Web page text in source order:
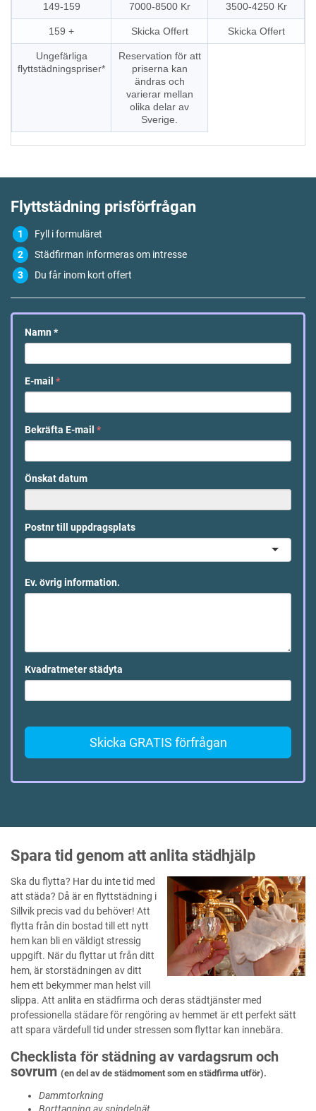
149-159 7000-8500 Kr 3500-4250 Kr
159 + Skicka Offert Skicka Offert
Ungefärliga
flyttstädningspriser*
Reservation för att
priserna kan
ändras och
varierar mellan
olika delar av
Sverige.
Flyttstädning prisförfrågan
Fyll i formuläret
Städfirman informeras om intresse
Du får inom kort offert
Namn *
E-mail *
Bekräfta E-mail *
Önskat datum
Postnr till uppdragsplats
Ev. övrig information.
Kvadratmeter städyta
Skicka GRATIS förfrågan
Spara tid genom att anlita städhjälp
Ska du flytta? Har du inte tid med
att städa? Då är en flyttstädning i
Sillvik precis vad du behöver! Att
flytta från din bostad till ett nytt
hem kan bli en väldigt stressig
uppgift. När du flyttar ut från ditt
hem, är storstädningen av ditt
hem ett bekymmer man helst vill
slippa. Att anlita en städfirma och deras städtjänster med
professionella städare för rengöring av hemmet är ett perfekt sätt
att spara värdefull tid under stressen som flyttar kan innebära.
Checklista för städning av vardagsrum och
sovrum (en del av de städmoment som en städfirma utför).
Dammtorkning